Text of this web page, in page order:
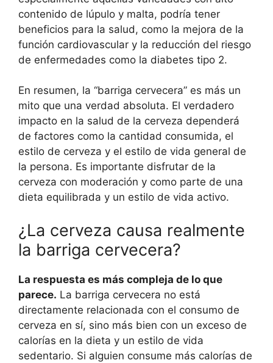
contenido de lúpulo y malta, podría tener
beneficios para la salud, como la mejora de la
función cardiovascular y la reducción del riesgo
de enfermedades como la diabetes tipo 2.
En resumen, la “barriga cervecera” es más un
mito que una verdad absoluta. El verdadero
impacto en la salud de la cerveza dependerá
de factores como la cantidad consumida, el
estilo de cerveza y el estilo de vida general de
la persona. Es importante disfrutar de la
cerveza con moderación y como parte de una
dieta equilibrada y un estilo de vida activo.
¿La cerveza causa realmente
la barriga cervecera?
La respuesta es más compleja de lo que
parece. La barriga cervecera no está
directamente relacionada con el consumo de
cerveza en sí, sino más bien con un exceso de
calorías en la dieta y un estilo de vida
sedentario. Si alguien consume más calorías de